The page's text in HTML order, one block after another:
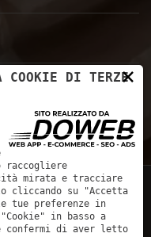
×
COOKIE DI TERZE
raccogliere
mirata e tracciare
su "Accetta
tue preferenze in
in basso a
confermi di aver letto